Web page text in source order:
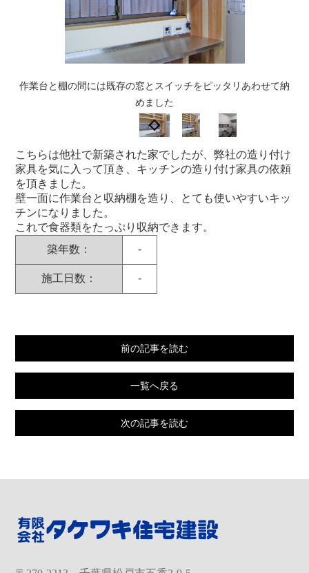
作業台と棚の間には既存の窓とスイッチをピッタリあわせて納
めました
壁一面に作業台と収納棚を造り使いやすいキッチンに
リフォーム前のキッチンは収納が少なく不便でした
こちらは他社で新築された家でしたが、弊社の造り付け
家具を気に入って頂き、キッチンの造り付け家具の依頼
を頂きました。
壁一面に作業台と収納棚を造り、とても使いやすいキッ
チンになりました。
これで食器類をたっぷり収納できます。
築年数：
-
施工日数： -
前の記事を読む
一覧へ戻る
次の記事を読む